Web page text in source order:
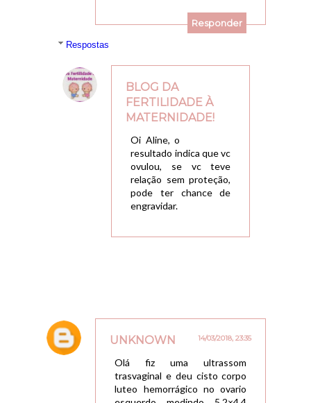
Responder
Respostas
BLOG DA
FERTILIDADE À
MATERNIDADE!
Oi Aline, o
resultado indica que vc
ovulou, se vc teve
relação sem proteção,
pode ter chance de
engravidar.
UNKNOWN 14/03/2018, 23:35
Olá fiz uma ultrassom
trasvaginal e deu cisto corpo
luteo hemorrágico no ovario